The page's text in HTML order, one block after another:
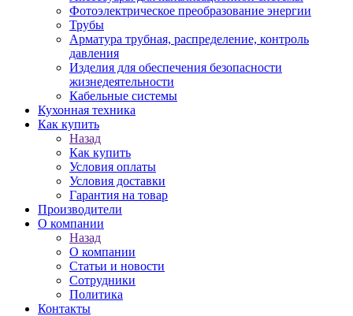
Фотоэлектрическое преобразование энергии
Трубы
Арматура трубная, распределение, контроль
давления
Изделия для обеспечения безопасности
жизнедеятельности
Кабельные системы
Кухонная техника
Как купить
Назад
Как купить
Условия оплаты
Условия доставки
Гарантия на товар
Производители
О компании
Назад
О компании
Статьи и новости
Сотрудники
Политика
Контакты